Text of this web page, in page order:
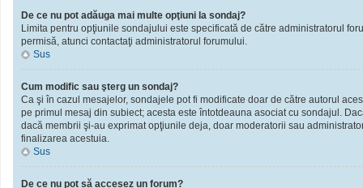
De ce nu pot adăuga mai multe opţiuni la sondaj?
Limita pentru opţiunile sondajului este specificată de către administratorul
permisă, atunci contactaţi administratorul forumului.
Sus
Cum modific sau şterg un sondaj?
Ca şi în cazul mesajelor, sondajele pot fi modificate doar de către autorul
pe primul mesaj din subiect; acesta este întotdeauna asociat cu sondajul.
dacă membrii şi-au exprimat opţiunile deja, doar moderatorii sau
finalizarea acestuia.
Sus
De ce nu pot să accesez un forum?